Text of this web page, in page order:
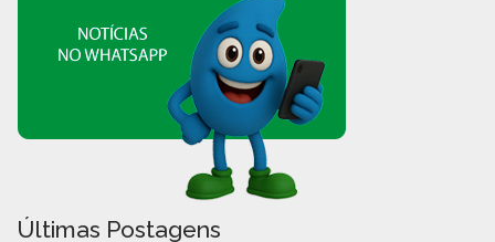
Últimas Postagens